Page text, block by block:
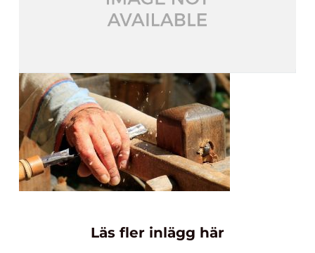
Läs fler inlägg här